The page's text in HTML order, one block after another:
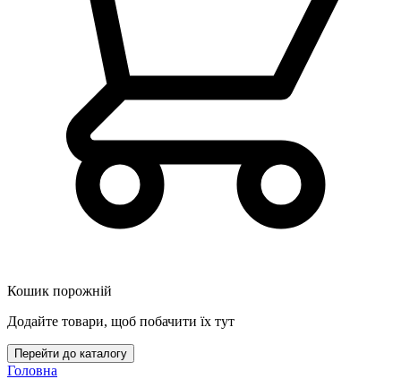
Кошик порожній
Додайте товари, щоб побачити їх тут
Перейти до каталогу
Головна